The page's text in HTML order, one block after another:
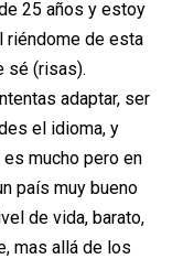
25 años y estoy
riéndome de esta
sé (risas).
adaptar, ser
el idioma, y
mucho pero en
país muy bueno
de vida, barato,
mas allá de los